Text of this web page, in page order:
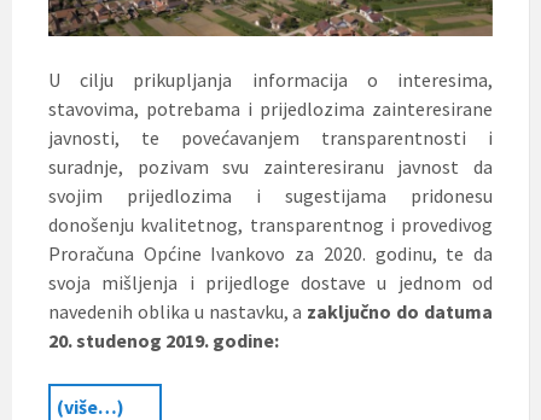
U cilju prikupljanja informacija o interesima,
stavovima, potrebama i prijedlozima zainteresirane
javnosti, te povećavanjem transparentnosti i
suradnje, pozivam svu zainteresiranu javnost da
svojim prijedlozima i sugestijama pridonesu
donošenju kvalitetnog, transparentnog i provedivog
Proračuna Općine Ivankovo za 2020. godinu, te da
svoja mišljenja i prijedloge dostave u jednom od
navedenih oblika u nastavku, a zaključno do datuma
20. studenog 2019. godine:
(više…)